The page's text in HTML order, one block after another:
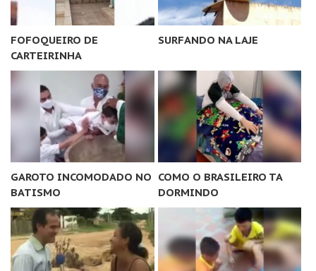
FOFOQUEIRO DE
CARTEIRINHA
SURFANDO NA LAJE
GAROTO INCOMODADO NO
BATISMO
COMO O BRASILEIRO TA
DORMINDO